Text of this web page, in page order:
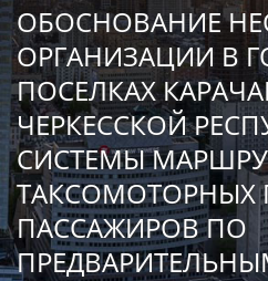
ОБОСНОВАНИЕ
ОРГАНИЗАЦИИ В
ПОСЕЛКАХ
ЧЕРКЕССКОЙ
СИСТЕМЫ
ТАКСОМОТОРНЫХ
ПАССАЖИРОВ ПО